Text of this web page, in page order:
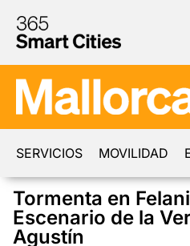
SERVICIOS MOVILIDAD
Tormenta en
Escenario de la
Agustín